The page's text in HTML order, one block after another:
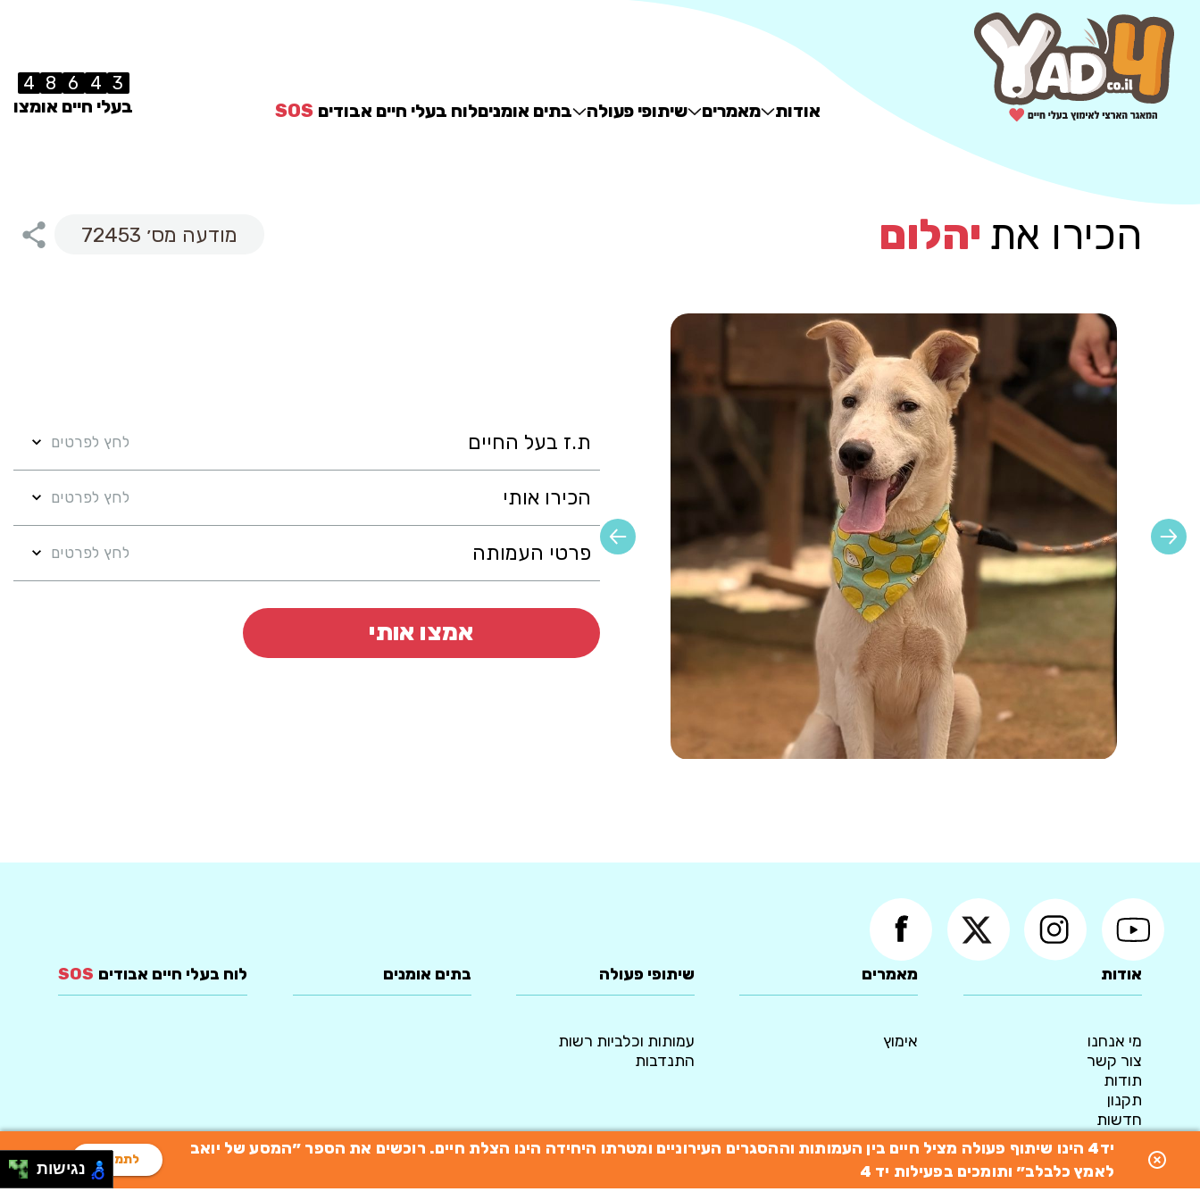
אודות מאמרים שיתופי פעולה בתים אומניםלוח בעלי חיים אבודים SOS
3
4
6
8
4
בעלי חיים אומצו
הכירו את יהלום מודעה מס׳ 72453
ת.ז בעל החיים לחץ לפרטים
הכירו אותי לחץ לפרטים
פרטי העמותה לחץ לפרטים
אמצו אותי
יד4 הינו שיתוף פעולה מציל חיים בין העמותות וההסגרים העירוניים ומטרתו היחידה הינו הצלת חיים. רוכשים את הספר ״המסע של יואב
לאמץ כלבלב״ ותומכים בפעילות יד 4
לתמיכה
אודות
מי אנחנו
צור קשר
תודות
תקנון
חדשות
מדיניות פרטיות
מאמרים
אימוץ
שיתופי פעולה
עמותות וכלביות רשות
התנדבות
בתים אומנים לוח בעלי חיים אבודים SOS
© 2015 כל הזכויות שמורות ליד4 - המאגר הארצי לאימוץ כלבים נגישות